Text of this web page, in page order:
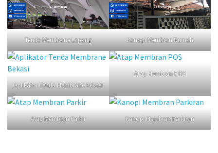
Tenda Membrane Lapang Kanopi Membran Rumah
Aplikator Tenda Membrane Bekasi
Atap Membran POS
Atap Membran Parkir Kanopi Membran Parkiran